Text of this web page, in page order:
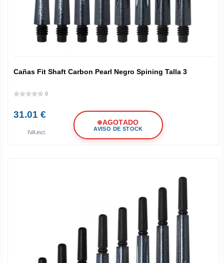
Cañas Fit Shaft Carbon Pearl Negro Spining Talla 3
0
31.01 €
IVA incl.
AGOTADO
AVISO DE STOCK